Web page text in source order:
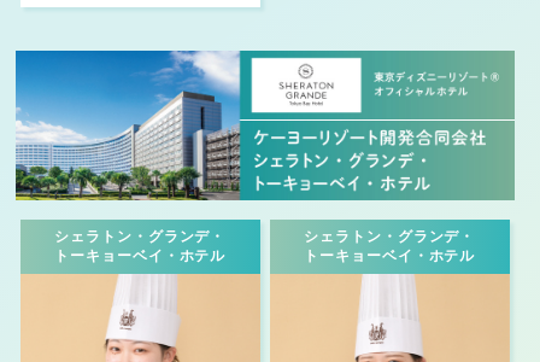
シェラトン・グランデ・
トーキョーベイ・ホテル
シェラトン・グランデ・
トーキョーベイ・ホテル